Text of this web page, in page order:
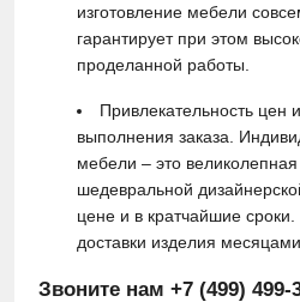
изготовление мебели
гарантирует при этом
проделанной работы.
Привлекательность цен
выполнения заказа.
мебели – это
шедевральной
цене и в кратчайшие
доставки изделия месяцами.
Звоните нам +7 (499) 499-